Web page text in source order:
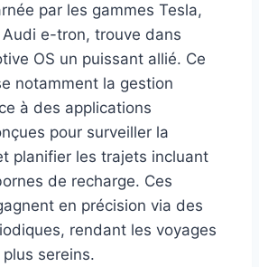
par les gammes Tesla,
e-tron, trouve dans
OS un puissant allié. Ce
notamment la gestion
à des applications
pour surveiller la
planifier les trajets incluant
de recharge. Ces
en précision via des
rendant les voyages
sereins.